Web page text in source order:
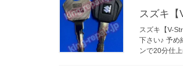
スズキ
スズキ【V-
下さい♪ 予め
ンで20分仕